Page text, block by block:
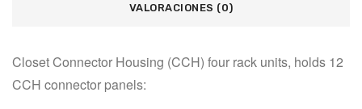
VALORACIONES (0)
Closet Connector Housing (CCH) four rack units, holds 12
CCH connector panels: